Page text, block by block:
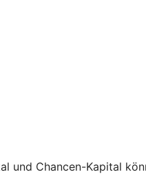
und Chancen-Kapital